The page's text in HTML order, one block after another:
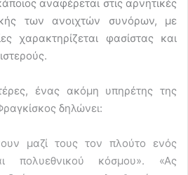
αναφέρεται στις αρνητικές
των ανοιχτών συνόρων, με
χαρακτηρίζεται φασίστας και
ένας ακόμη υπηρέτης της
δηλώνει:
μαζί τους τον πλούτο ενός
πολυεθνικού κόσμου». «Ας